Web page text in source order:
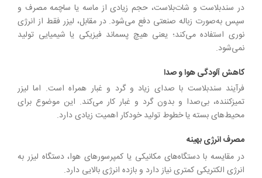
در سندبلاست و شات‌بلاست، حجم زیادی از ماسه یا ساچمه مصرف و
سپس به‌صورت زباله صنعتی دفع می‌شود. در مقابل، لیزر فقط از انرژی
نوری استفاده می‌کند؛ یعنی هیچ پسماند فیزیکی یا شیمیایی تولید
نمی‌شود.
کاهش آلودگی هوا و صدا
فرآیند سندبلاست با صدای زیاد و گرد و غبار همراه است. اما لیزر
تمیزکننده، بی‌صدا و بدون گرد و غبار کار می‌کند. این موضوع برای
محیط‌های بسته یا خطوط تولید خودکار اهمیت زیادی دارد.
مصرف انرژی بهینه
در مقایسه با دستگاه‌های مکانیکی یا کمپرسورهای هوا، دستگاه لیزر به
انرژی الکتریکی کمتری نیاز دارد و بازده انرژی بالایی دارد.